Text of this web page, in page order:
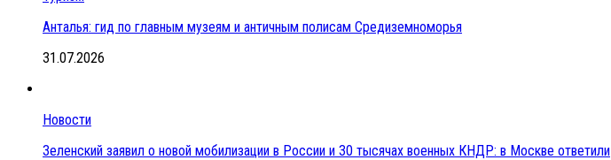
Анталья: гид по главным музеям и античным полисам Средиземноморья
31.07.2026
Новости
Зеленский заявил о новой мобилизации в России и 30 тысячах военных КНДР: в Москве ответили